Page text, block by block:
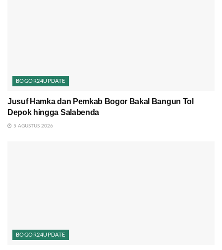
BOGOR24UPDATE
Jusuf Hamka dan Pemkab Bogor Bakal Bangun Tol
Depok hingga Salabenda
5 AGUSTUS 2026
BOGOR24UPDATE